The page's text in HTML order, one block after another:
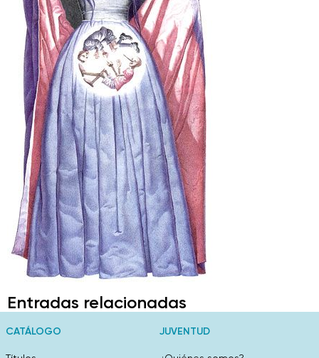
Entradas relacionadas
CATÁLOGO JUVENTUD